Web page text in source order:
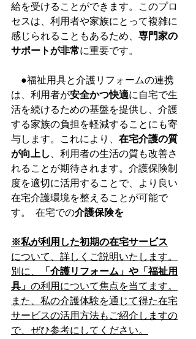
給を受けることができます。このプロ
セスは、利用者や家族にとって複雑に
感じられることもあるため、 専門家の
サポートが非常に重要です。
●福祉用具と介護リフォームの連携
は、利用者が安全かつ快適に自宅で生
活を続けるための基盤を提供し、介護
する家族の負担を軽減することにも寄
与します。これにより、 在宅介護の質
が向上し 、利用者の生活の質も改善さ
れることが期待されます。介護保険制
度を適切に活用することで、より良い
在宅介護環境を整えることが可能で
す。  在宅での介護保険を
※私が利用した初期の在宅サービス
について、詳しくご説明いたします。
別に、
「介護リフォーム」や「福祉用
具」 の利用について焦点を当てます。
また、私の介護体験を通じて得た在宅
サービスの活用方法もご紹介しますの
で、ぜひ参考にしてください。